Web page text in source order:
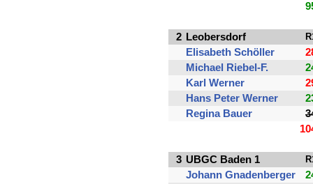
2 Leobersdorf
Elisabeth Schöller
Michael Riebel-F.
Karl Werner
Hans Peter Werner
Regina Bauer
3 UBGC Baden 1
Johann Gnadenberger